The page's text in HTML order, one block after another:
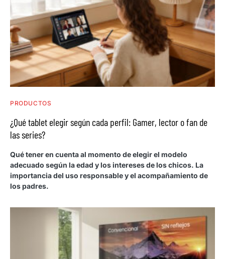
PRODUCTOS
¿Qué tablet elegir según cada perfil: Gamer, lector o fan de
las series?
Qué tener en cuenta al momento de elegir el modelo
adecuado según la edad y los intereses de los chicos. La
importancia del uso responsable y el acompañamiento de
los padres.